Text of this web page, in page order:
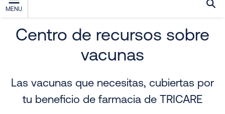
MENU
Centro de recursos
Centro de recursos sobre
vacunas
Las vacunas que necesitas, cubiertas por
tu beneficio de farmacia de TRICARE